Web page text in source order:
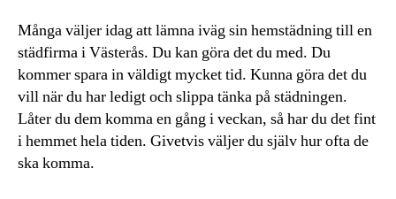
Många väljer idag att lämna iväg sin hemstädning till en
städfirma i Västerås. Du kan göra det du med. Du
kommer spara in väldigt mycket tid. Kunna göra det du
vill när du har ledigt och slippa tänka på städningen.
Låter du dem komma en gång i veckan, så har du det fint
i hemmet hela tiden. Givetvis väljer du själv hur ofta de
ska komma.